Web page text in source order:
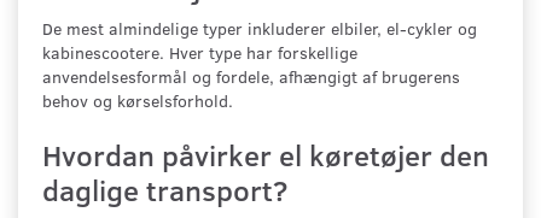
De mest almindelige typer inkluderer elbiler, el-cykler og
kabinescootere. Hver type har forskellige
anvendelsesformål og fordele, afhængigt af brugerens
behov og kørselsforhold.
Hvordan påvirker el køretøjer den
daglige transport?